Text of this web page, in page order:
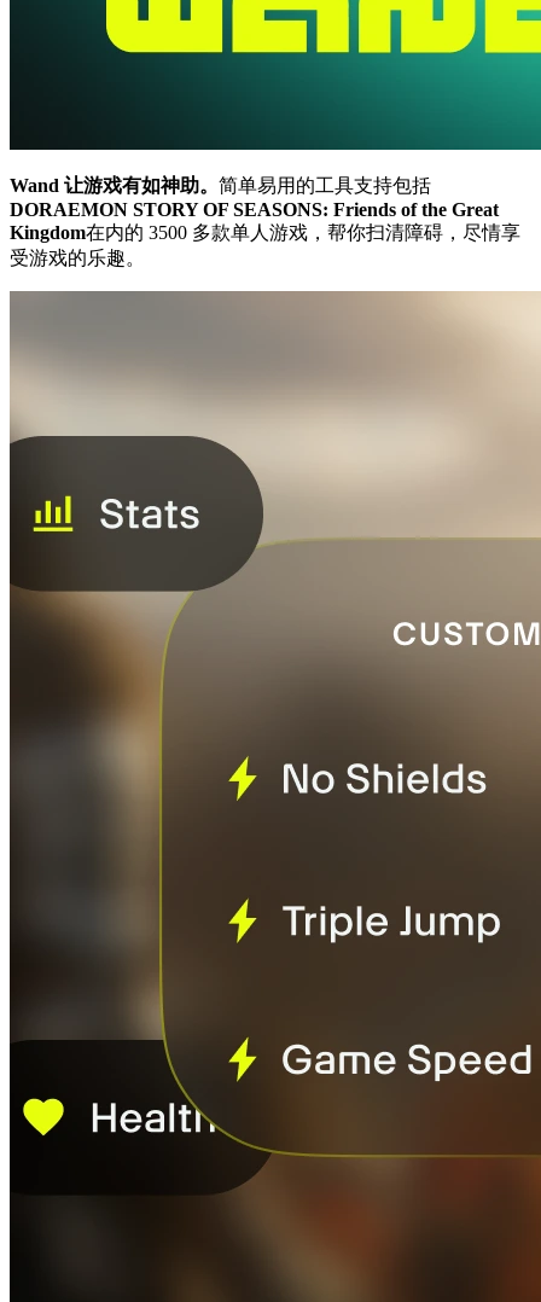
Wand 让游戏有如神助。 简单易用的工具支持包括
DORAEMON STORY OF SEASONS: Friends of the Great
Kingdom在内的 3500 多款单人游戏，帮你扫清障碍，尽情享
受游戏的乐趣。